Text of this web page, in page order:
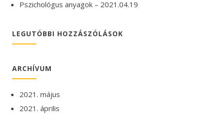
Pszichológus anyagok – 2021.04.19
LEGUTÓBBI HOZZÁSZÓLÁSOK
ARCHÍVUM
2021. május
2021. április